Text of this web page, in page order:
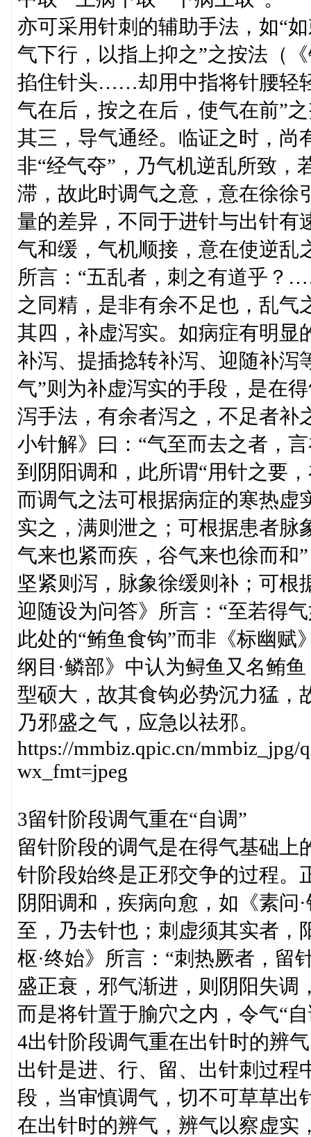
亦可采用针刺的辅助手法，如“
气下行，以指上抑之”之按法（
掐住针头……却用中指将针腰轻
气在后，按之在后，使气在前”
其三，导气通经。临证之时，尚
非“经气夺”，乃气机逆乱所致，
滞，故此时调气之意，意在徐徐
量的差异，不同于进针与出针有
气和缓，气机顺接，意在使逆乱
所言：“五乱者，刺之有道乎？
之同精，是非有余不足也，乱气
其四，补虚泻实。如病症有明显
补泻、提插捻转补泻、迎随补泻
气”则为补虚泻实的手段，是在
泻手法，有余者泻之，不足者补
小针解》曰：“气至而去之者，
到阴阳调和，此所谓“用针之要
而调气之法可根据病症的寒热虚
实之，满则泄之；可根据患者脉
气来也紧而疾，谷气来也徐而和
坚紧则泻，脉象徐缓则补；可根
迎随设为问答》所言：“至若得
此处的“鲔鱼食钩”而非《标幽赋
纲目·鳞部》中认为鲟鱼又名鲔
型硕大，故其食钩必势沉力猛，
乃邪盛之气，应急以祛邪。
https://mmbiz.qpic.cn/
wx_fmt=jpeg
3留针阶段调气重在“自调”
留针阶段的调气是在得气基础上
针阶段始终是正邪交争的过程。
阴阳调和，疾病向愈，如《素问
至，乃去针也；刺虚须其实者，
枢·终始》所言：“刺热厥者，留
盛正衰，邪气渐进，则阴阳失调
而是将针置于腧穴之内，令气“
4出针阶段调气重在出针时的辨气
出针是进、行、留、出针刺过程
段，当审慎调气，切不可草草出
在出针时的辨气，辨气以察虚实